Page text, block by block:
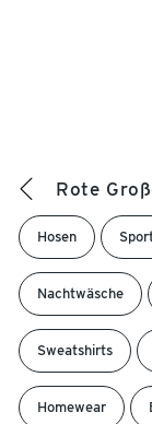
Rote
Hosen
Nachtwäsche
Sweatshirts
Homewear